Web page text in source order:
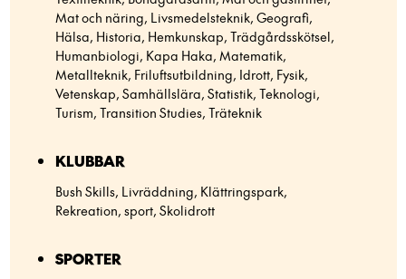
Mat och näring, Livsmedelsteknik, Geografi,
Hälsa, Historia, Hemkunskap, Trädgårdsskötsel,
Humanbiologi, Kapa Haka, Matematik,
Metallteknik, Friluftsutbildning, Idrott, Fysik,
Vetenskap, Samhällslära, Statistik, Teknologi,
Turism, Transition Studies, Träteknik
KLUBBAR
Bush Skills, Livräddning, Klättringspark,
Rekreation, sport, Skolidrott
SPORTER